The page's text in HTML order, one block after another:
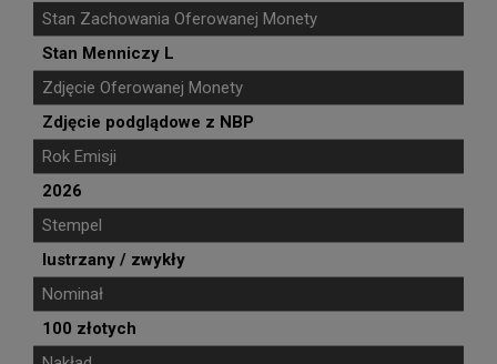
Stan Zachowania Oferowanej Monety
Stan Menniczy L
Zdjęcie Oferowanej Monety
Zdjęcie podglądowe z NBP
Rok Emisji
2026
Stempel
lustrzany / zwykły
Nominał
100 złotych